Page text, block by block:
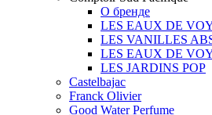
О бренде
LES EAUX DE
LES VANILLES
LES EAUX DE
LES JARDINS POP
Castelbajac
Franck Olivier
Good Water Perfume